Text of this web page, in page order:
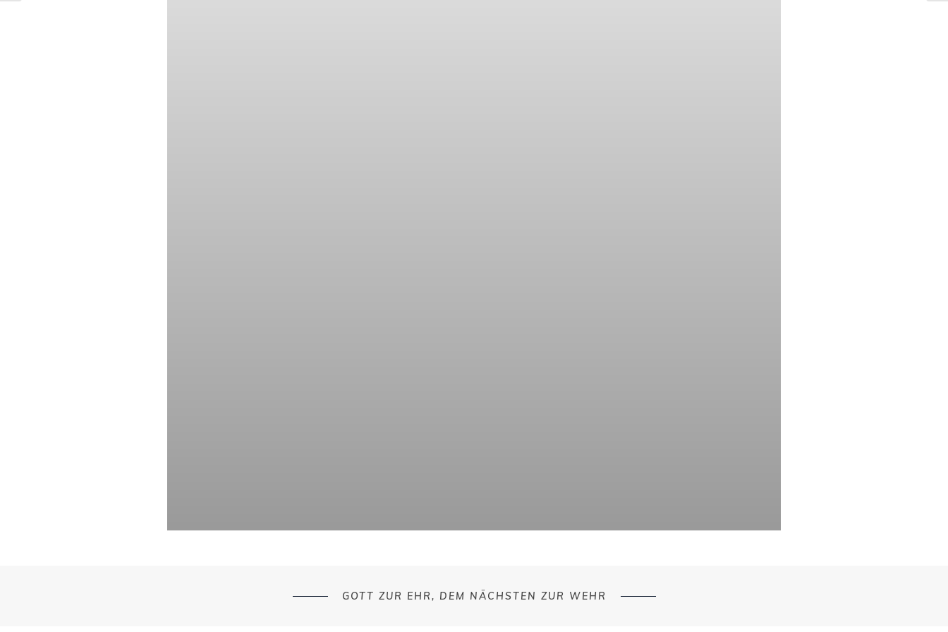
GOTT ZUR EHR, DEM NÄCHSTEN ZUR WEHR